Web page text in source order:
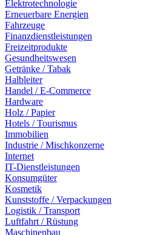
Elektrotechnologie
Erneuerbare Energien
Fahrzeuge
Finanzdienstleistungen
Freizeitprodukte
Gesundheitswesen
Getränke / Tabak
Halbleiter
Handel / E-Commerce
Hardware
Holz / Papier
Hotels / Tourismus
Immobilien
Industrie / Mischkonzerne
Internet
IT-Dienstleistungen
Konsumgüter
Kosmetik
Kunststoffe / Verpackungen
Logistik / Transport
Luftfahrt / Rüstung
Maschinenbau